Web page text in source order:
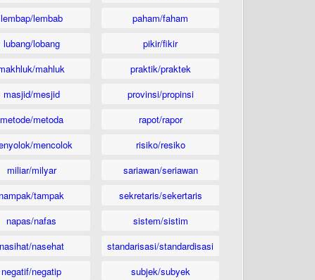
lembap/lembab
lubang/lobang
mahluk
masjid/mesjid
metode/metoda
mencolok
miliar/milyar
nampak/tampak
napas/nafas
nasihat/nasehat
negatif/negatip
paham/faham
pikir/fikir
praktik/praktek
provinsi/propinsi
rapot/rapor
risiko/resiko
sariawan/seriawan
sekretaris/sekertaris
sistem/sistim
standarisasi/standardisasi
subjek/subyek